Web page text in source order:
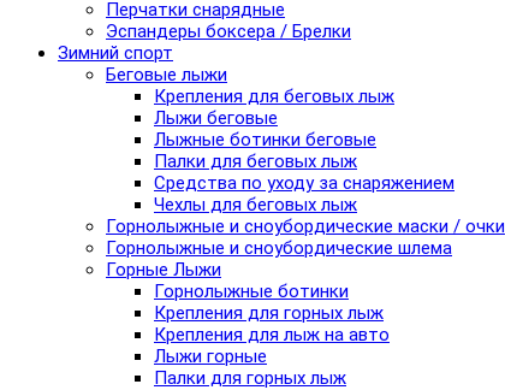
Перчатки снарядные
Эспандеры боксера / Брелки
Зимний спорт
Беговые лыжи
Крепления для беговых лыж
Лыжи беговые
Лыжные ботинки беговые
Палки для беговых лыж
Средства по уходу за снаряжением
Чехлы для беговых лыж
Горнолыжные и сноубордические маски / очки
Горнолыжные и сноубордические шлема
Горные Лыжи
Горнолыжные ботинки
Крепления для горных лыж
Крепления для лыж на авто
Лыжи горные
Палки для горных лыж